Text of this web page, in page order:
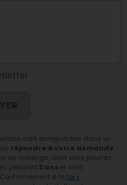
sont enregistrées dans un
répondre à votre demande
de mailings, dont vous pourrez
pendant 3 ans et sont
Conformément à la loi «